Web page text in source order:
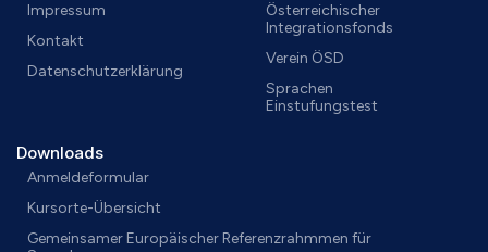
Impressum
Kontakt
Datenschutzerklärung
Österreichischer
Integrationsfonds
Verein ÖSD
Sprachen
Einstufungstest
Downloads
Anmeldeformular
Kursorte-Übersicht
Gemeinsamer Europäischer Referenzrahmmen für